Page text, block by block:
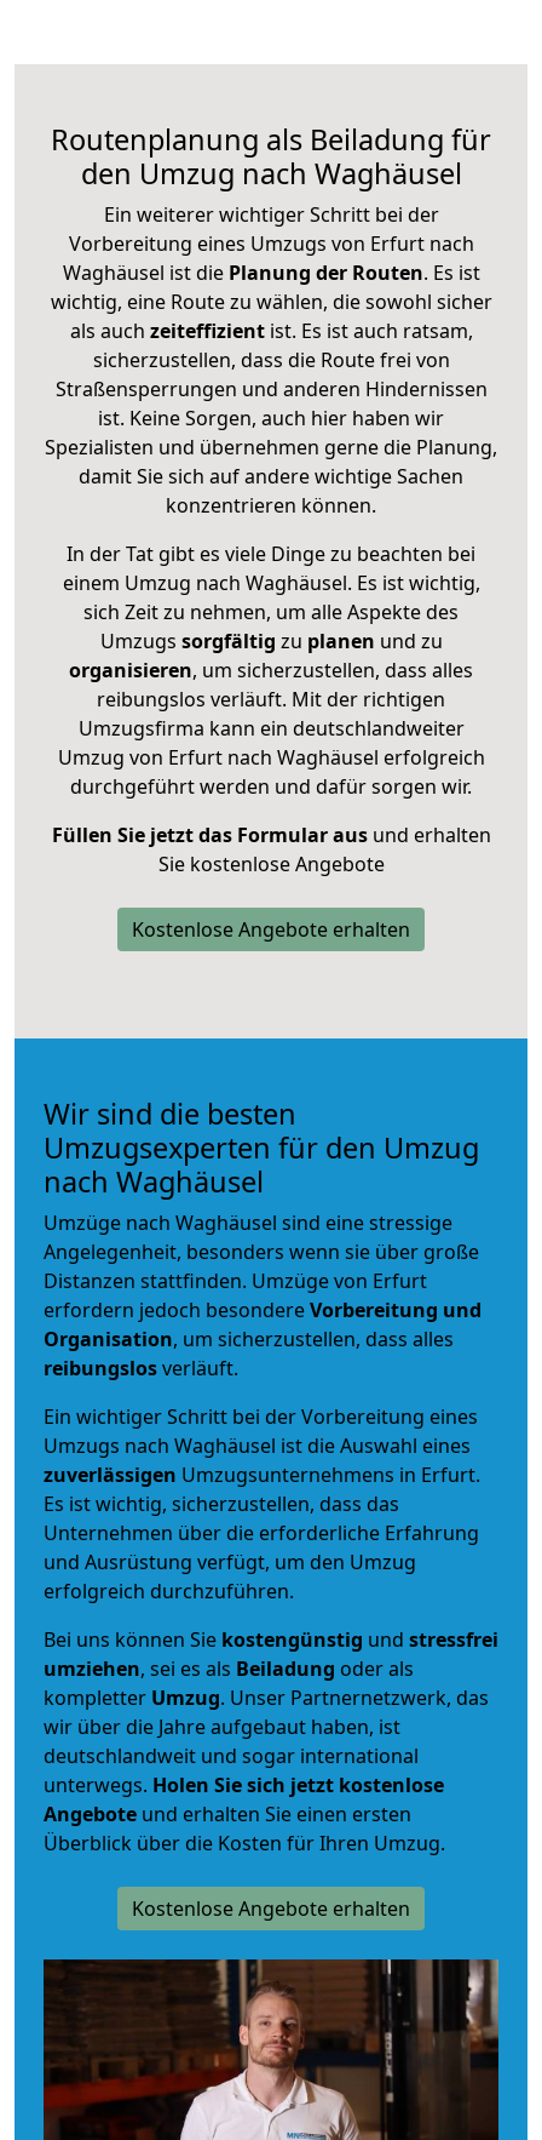
Routenplanung als Beiladung für
den Umzug nach Waghäusel
Ein weiterer wichtiger Schritt bei der
Vorbereitung eines Umzugs von Erfurt nach
Waghäusel ist diePlanung der Routen. Es ist
wichtig, eine Route zu wählen, die sowohl sicher
als auch zeiteffizientist. Es ist auch ratsam,
sicherzustellen, dass die Route frei von
Straßensperrungen und anderen Hindernissen
ist. Keine Sorgen, auch hier haben wir
Spezialisten und übernehmen gerne die Planung,
damit Sie sich auf andere wichtige Sachen
konzentrieren können.
In der Tat gibt es viele Dinge zu beachten bei
einem Umzug nach Waghäusel. Es ist wichtig,
sich Zeit zu nehmen, um alle Aspekte des
Umzugs sorgfältig zu planen und zu
organisieren, um sicherzustellen, dass alles
reibungslos verläuft. Mit der richtigen
Umzugsfirma kann ein deutschlandweiter
Umzug von Erfurt nach Waghäusel erfolgreich
durchgeführt werden und dafür sorgen wir.
Füllen Sie jetzt das Formular ausund erhalten
Sie kostenlose Angebote
Kostenlose Angebote erhalten
Wir sind die besten
Umzugsexperten für den Umzug
nach Waghäusel
Umzüge nach Waghäusel sind eine stressige
Angelegenheit, besonders wenn sie über große
Distanzen stattfinden. Umzüge von Erfurt
erfordern jedoch besondereVorbereitung und
Organisation, um sicherzustellen, dass alles
reibungslosverläuft.
Ein wichtiger Schritt bei der Vorbereitung eines
Umzugs nach Waghäusel ist die Auswahl eines
zuverlässigen Umzugsunternehmens in Erfurt.
Es ist wichtig, sicherzustellen, dass das
Unternehmen über die erforderliche Erfahrung
und Ausrüstung verfügt, um den Umzug
erfolgreich durchzuführen.
Bei uns können Sie kostengünstig und stressfrei
umziehen, sei es als Beiladung oder als
kompletter Umzug. Unser Partnernetzwerk, das
wir über die Jahre aufgebaut haben, ist
deutschlandweit und sogar international
unterwegs. Holen Sie sich jetzt kostenlose
Angebote und erhalten Sie einen ersten
Überblick über die Kosten für Ihren Umzug.
Kostenlose Angebote erhalten